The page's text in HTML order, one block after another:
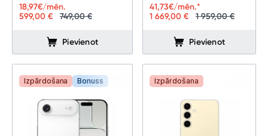
599,00 € 749,00 €
18,97€/mēn.
Pievienot
1 669,00 € 1 959,00 €
41,73€/mēn.*
Pievienot
Izpārdošana Bonuss Izpārdošana